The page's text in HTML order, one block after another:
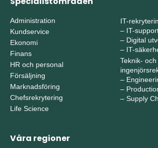
Administration
Kundservice
Ekonomi
Finans
HR och personal
Försäljning
Marknadsföring
Chefsrekrytering
Life Science
IT-
– IT-
– Digital
– IT-
Teknik- och
–
–
– Supply
Våra regioner